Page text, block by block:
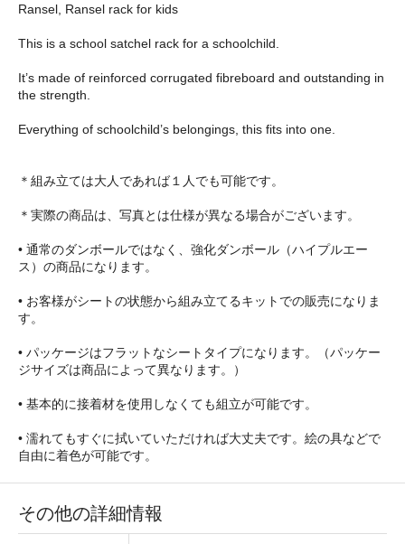
Ransel, Ransel rack for kids
This is a school satchel rack for a schoolchild.
It’s made of reinforced corrugated fibreboard and outstanding in
the strength.
Everything of schoolchild’s belongings, this fits into one.
＊組み立ては大人であれば１人でも可能です。
＊実際の商品は、写真とは仕様が異なる場合がございます。
• 通常のダンボールではなく、強化ダンボール（ハイプルエー
ス）の商品になります。
• お客様がシートの状態から組み立てるキットでの販売になりま
す。
• パッケージはフラットなシートタイプになります。（パッケー
ジサイズは商品によって異なります。）
• 基本的に接着材を使用しなくても組立が可能です。
• 濡れてもすぐに拭いていただければ大丈夫です。絵の具などで
自由に着色が可能です。
その他の詳細情報